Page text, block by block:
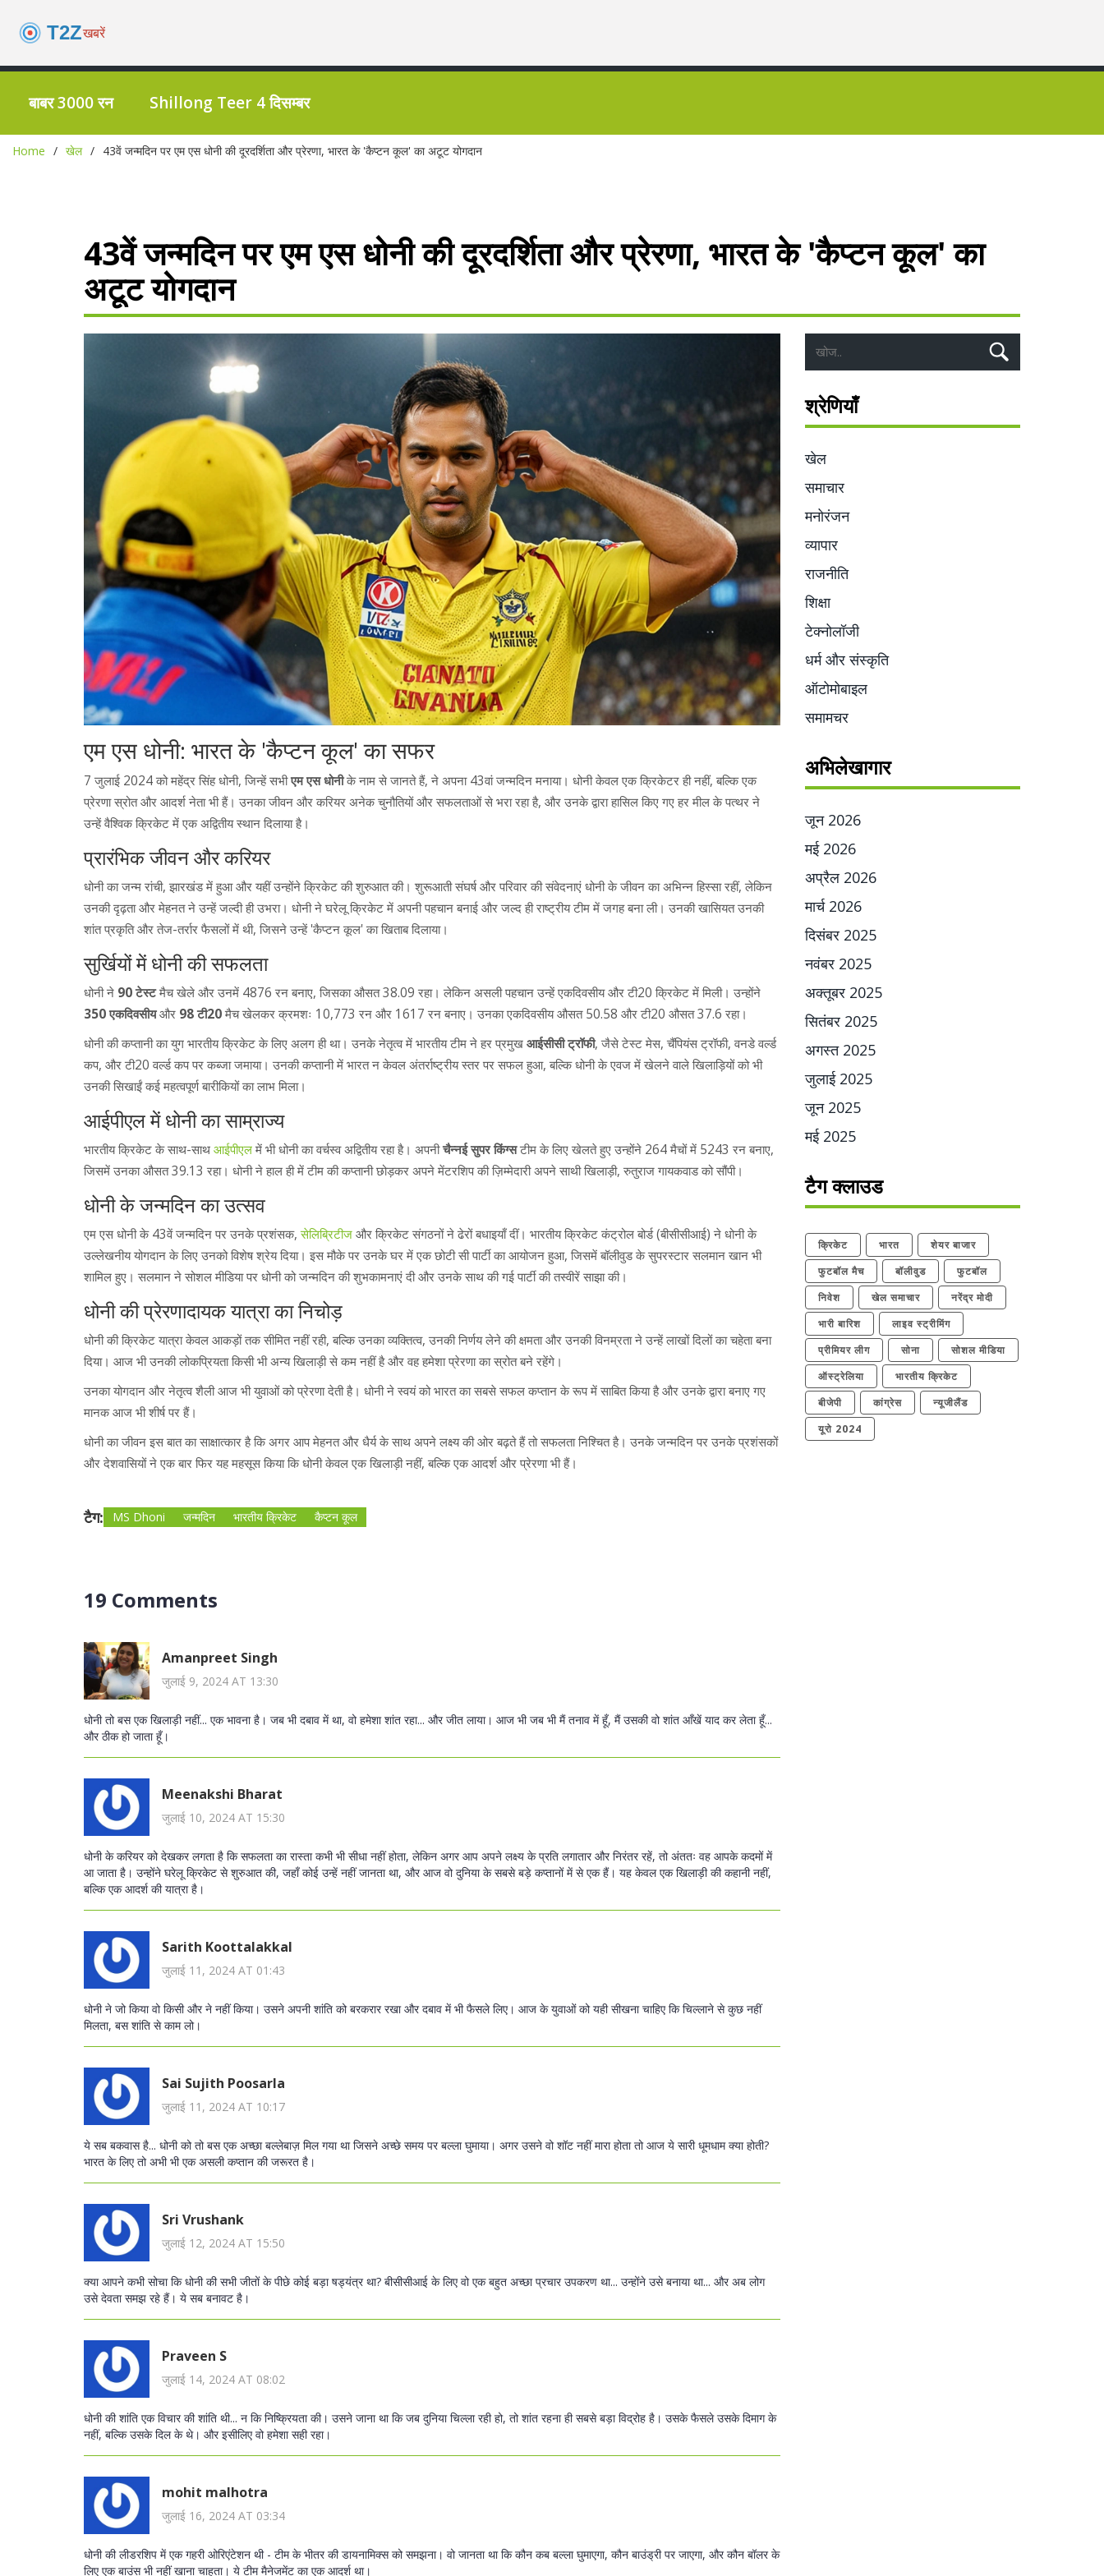
बाबर 3000 रन Shillong Teer 4 दिसम्बर
Home खेल 43वें जन्मदिन पर एम एस धोनी की दूरदर्शिता और प्रेरणा, भारत के 'कैप्टन कूल' का अटूट योगदान
43वें जन्मदिन पर एम एस धोनी की दूरदर्शिता और प्रेरणा, भारत के 'कैप्टन कूल' का
अटूट योगदान
एम एस धोनी: भारत के 'कैप्टन कूल' का सफर
7 जुलाई 2024 को महेंद्र सिंह धोनी, जिन्हें सभीएम एस धोनीके नाम से जानते हैं, ने अपना 43वां जन्मदिन मनाया। धोनी केवल एक क्रिकेटर ही नहीं, बल्कि एक
प्रेरणा स्रोत और आदर्श नेता भी हैं। उनका जीवन और करियर अनेक चुनौतियों और सफलताओं से भरा रहा है, और उनके द्वारा हासिल किए गए हर मील के पत्थर ने
उन्हें वैश्विक क्रिकेट में एक अद्वितीय स्थान दिलाया है।
प्रारंभिक जीवन और करियर
धोनी का जन्म रांची, झारखंड में हुआ और यहीं उन्होंने क्रिकेट की शुरुआत की। शुरूआती संघर्ष और परिवार की संवेदनाएं धोनी के जीवन का अभिन्न हिस्सा रहीं, लेकिन
उनकी दृढ़ता और मेहनत ने उन्हें जल्दी ही उभरा। धोनी ने घरेलू क्रिकेट में अपनी पहचान बनाई और जल्द ही राष्ट्रीय टीम में जगह बना ली। उनकी खासियत उनकी
शांत प्रकृति और तेज-तर्रार फैसलों में थी, जिसने उन्हें 'कैप्टन कूल' का खिताब दिलाया।
सुर्खियों में धोनी की सफलता
धोनी ने 90 टेस्टमैच खेले और उनमें 4876 रन बनाए, जिसका औसत 38.09 रहा। लेकिन असली पहचान उन्हें एकदिवसीय और टी20 क्रिकेट में मिली। उन्होंने
350 एकदिवसीयऔर 98 टी20मैच खेलकर क्रमशः 10,773 रन और 1617 रन बनाए। उनका एकदिवसीय औसत 50.58 और टी20 औसत 37.6 रहा।
धोनी की कप्तानी का युग भारतीय क्रिकेट के लिए अलग ही था। उनके नेतृत्व में भारतीय टीम ने हर प्रमुखआईसीसी ट्रॉफी, जैसे टेस्ट मेस, चैंपियंस ट्रॉफी, वनडे वर्ल्ड
कप, और टी20 वर्ल्ड कप पर कब्जा जमाया। उनकी कप्तानी में भारत न केवल अंतर्राष्ट्रीय स्तर पर सफल हुआ, बल्कि धोनी के एवज में खेलने वाले खिलाड़ियों को भी
उनकी सिखाईं कई महत्वपूर्ण बारीकियों का लाभ मिला।
आईपीएल में धोनी का साम्राज्य
भारतीय क्रिकेट के साथ-साथआईपीएलमें भी धोनी का वर्चस्व अद्वितीय रहा है। अपनीचैन्नई सुपर किंग्सटीम के लिए खेलते हुए उन्होंने 264 मैचों में 5243 रन बनाए,
जिसमें उनका औसत 39.13 रहा। धोनी ने हाल ही में टीम की कप्तानी छोड़कर अपने मेंटरशिप की ज़िम्मेदारी अपने साथी खिलाड़ी, रुतुराज गायकवाड को सौंपी।
धोनी के जन्मदिन का उत्सव
एम एस धोनी के 43वें जन्मदिन पर उनके प्रशंसक,सेलिब्रिटीजऔर क्रिकेट संगठनों ने ढेरों बधाइयाँ दीं। भारतीय क्रिकेट कंट्रोल बोर्ड (बीसीसीआई) ने धोनी के
उल्लेखनीय योगदान के लिए उनको विशेष श्रेय दिया। इस मौके पर उनके घर में एक छोटी सी पार्टी का आयोजन हुआ, जिसमें बॉलीवुड के सुपरस्टार सलमान खान भी
शामिल हुए। सलमान ने सोशल मीडिया पर धोनी को जन्मदिन की शुभकामनाएं दी और उनके साथ की गई पार्टी की तस्वीरें साझा की।
धोनी की प्रेरणादायक यात्रा का निचोड़
धोनी की क्रिकेट यात्रा केवल आकड़ों तक सीमित नहीं रही, बल्कि उनका व्यक्तित्व, उनकी निर्णय लेने की क्षमता और उनकी विनम्रता ने उन्हें लाखों दिलों का चहेता बना
दिया। आज भी उनकी लोकप्रियता किसी भी अन्य खिलाड़ी से कम नहीं है और वह हमेशा प्रेरणा का स्रोत बने रहेंगे।
उनका योगदान और नेतृत्व शैली आज भी युवाओं को प्रेरणा देती है। धोनी ने स्वयं को भारत का सबसे सफल कप्तान के रूप में साबित किया है और उनके द्वारा बनाए गए
मानक आज भी शीर्ष पर हैं।
धोनी का जीवन इस बात का साक्षात्कार है कि अगर आप मेहनत और धैर्य के साथ अपने लक्ष्य की ओर बढ़ते हैं तो सफलता निश्चित है। उनके जन्मदिन पर उनके प्रशंसकों
और देशवासियों ने एक बार फिर यह महसूस किया कि धोनी केवल एक खिलाड़ी नहीं, बल्कि एक आदर्श और प्रेरणा भी हैं।
टैग: MS Dhoni जन्मदिन भारतीय क्रिकेट कैप्टन कूल
19 Comments
Amanpreet Singh
जुलाई 9, 2024 AT 13:30
धोनी तो बस एक खिलाड़ी नहीं... एक भावना है। जब भी दबाव में था, वो हमेशा शांत रहा... और जीत लाया। आज भी जब भी मैं तनाव में हूँ, मैं उसकी वो शांत आँखें याद कर लेता हूँ...
और ठीक हो जाता हूँ।
Meenakshi Bharat
जुलाई 10, 2024 AT 15:30
धोनी के करियर को देखकर लगता है कि सफलता का रास्ता कभी भी सीधा नहीं होता, लेकिन अगर आप अपने लक्ष्य के प्रति लगातार और निरंतर रहें, तो अंततः वह आपके कदमों में
आ जाता है। उन्होंने घरेलू क्रिकेट से शुरुआत की, जहाँ कोई उन्हें नहीं जानता था, और आज वो दुनिया के सबसे बड़े कप्तानों में से एक हैं। यह केवल एक खिलाड़ी की कहानी नहीं,
बल्कि एक आदर्श की यात्रा है।
Sarith Koottalakkal
जुलाई 11, 2024 AT 01:43
धोनी ने जो किया वो किसी और ने नहीं किया। उसने अपनी शांति को बरकरार रखा और दबाव में भी फैसले लिए। आज के युवाओं को यही सीखना चाहिए कि चिल्लाने से कुछ नहीं
मिलता, बस शांति से काम लो।
Sai Sujith Poosarla
जुलाई 11, 2024 AT 10:17
ये सब बकवास है... धोनी को तो बस एक अच्छा बल्लेबाज़ मिल गया था जिसने अच्छे समय पर बल्ला घुमाया। अगर उसने वो शॉट नहीं मारा होता तो आज ये सारी धूमधाम क्या होती?
भारत के लिए तो अभी भी एक असली कप्तान की जरूरत है।
Sri Vrushank
जुलाई 12, 2024 AT 15:50
क्या आपने कभी सोचा कि धोनी की सभी जीतों के पीछे कोई बड़ा षड्यंत्र था? बीसीसीआई के लिए वो एक बहुत अच्छा प्रचार उपकरण था... उन्होंने उसे बनाया था... और अब लोग
उसे देवता समझ रहे हैं। ये सब बनावट है।
Praveen S
जुलाई 14, 2024 AT 08:02
धोनी की शांति एक विचार की शांति थी... न कि निष्क्रियता की। उसने जाना था कि जब दुनिया चिल्ला रही हो, तो शांत रहना ही सबसे बड़ा विद्रोह है। उसके फैसले उसके दिमाग के
नहीं, बल्कि उसके दिल के थे। और इसीलिए वो हमेशा सही रहा।
mohit malhotra
जुलाई 16, 2024 AT 03:34
धोनी की लीडरशिप में एक गहरी ओरिएंटेशन थी - टीम के भीतर की डायनामिक्स को समझना। वो जानता था कि कौन कब बल्ला घुमाएगा, कौन बाउंड्री पर जाएगा, और कौन बॉलर के
लिए एक बाउंस भी नहीं खाना चाहता। ये टीम मैनेजमेंट का एक आदर्श था।
श्रेणियाँ
खेल
समाचार
मनोरंजन
व्यापार
राजनीति
शिक्षा
टेक्नोलॉजी
धर्म और संस्कृति
ऑटोमोबाइल
समामचर
अभिलेखागार
जून 2026
मई 2026
अप्रैल 2026
मार्च 2026
दिसंबर 2025
नवंबर 2025
अक्तूबर 2025
सितंबर 2025
अगस्त 2025
जुलाई 2025
जून 2025
मई 2025
टैग क्लाउड
क्रिकेट भारत
शेयर बाजार
फुटबॉल मैच
बॉलीवुड
फुटबॉल
निवेश
खेल समाचार
नरेंद्र मोदी
भारी बारिश
लाइव स्ट्रीमिंग
प्रीमियर लीग
सोना
सोशल मीडिया
ऑस्ट्रेलिया
भारतीय क्रिकेट
बीजेपी
कांग्रेस
न्यूजीलैंड
यूरो 2024